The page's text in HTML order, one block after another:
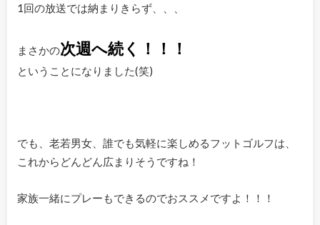
1回の放送では納まりきらず、、、
まさかの次週へ続く！！！
ということになりました(笑)
でも、老若男女、誰でも気軽に楽しめるフットゴルフは、
これからどんどん広まりそうですね！
家族一緒にプレーもできるのでおススメですよ！！！